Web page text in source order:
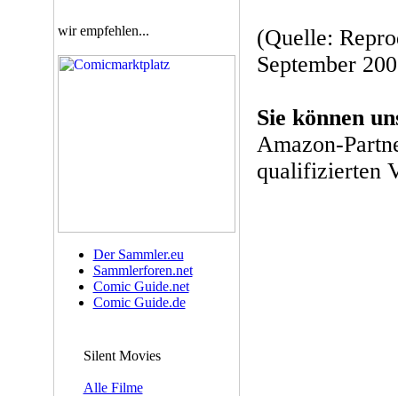
wir empfehlen...
Der Sammler.eu
Sammlerforen.net
Comic Guide.net
Comic Guide.de
Silent Movies
Alle Filme
(Quelle:
September
Sie können
Amazon-
qualifizierten